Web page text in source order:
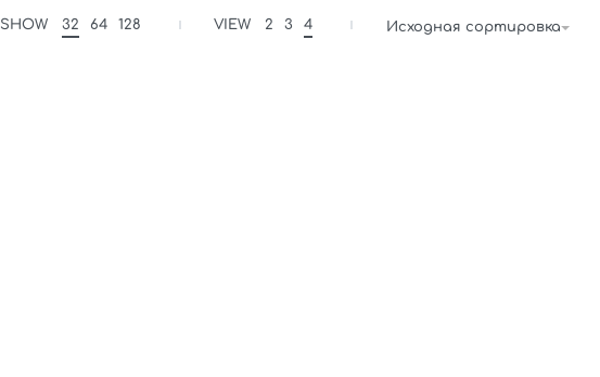
SHOW 32 64 128 VIEW 2 3 4 Исходная сортировка